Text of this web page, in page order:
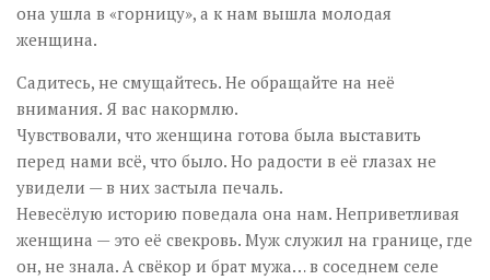
она ушла в «горницу», а к нам вышла молодая
женщина.
Садитесь, не смущайтесь. Не обращайте на неё
внимания. Я вас накормлю.
Чувствовали, что женщина готова была выставить
перед нами всё, что было. Но радости в её глазах не
увидели — в них застыла печаль.
Невесёлую историю поведала она нам. Неприветливая
женщина — это её свекровь. Муж служил на границе, где
он, не знала. А свёкор и брат мужа… в соседнем селе